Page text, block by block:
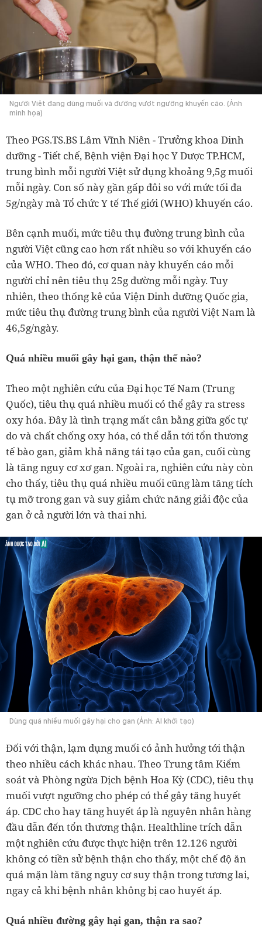
Người Việt đang dùng muối và đường vượt ngưỡng khuyến cáo. (Ảnh
minh họa)
Theo PGS.TS.BS Lâm Vĩnh Niên - Trưởng khoa Dinh
dưỡng - Tiết chế, Bệnh viện Đại học Y Dược TP.HCM,
trung bình mỗi người Việt sử dụng khoảng 9,5g muối
mỗi ngày. Con số này gần gấp đôi so với mức tối đa
5g/ngày mà Tổ chức Y tế Thế giới (WHO) khuyến cáo.
Bên cạnh muối, mức tiêu thụ đường trung bình của
người Việt cũng cao hơn rất nhiều so với khuyến cáo
của WHO. Theo đó, cơ quan này khuyến cáo mỗi
người chỉ nên tiêu thụ 25g đường mỗi ngày. Tuy
nhiên, theo thống kê của Viện Dinh dưỡng Quốc gia,
mức tiêu thụ đường trung bình của người Việt Nam là
46,5g/ngày.
Quá nhiều muối gây hại gan, thận thế nào?
Theo một nghiên cứu của Đại học Tế Nam (Trung
Quốc), tiêu thụ quá nhiều muối có thể gây ra stress
oxy hóa. Đây là tình trạng mất cân bằng giữa gốc tự
do và chất chống oxy hóa, có thể dẫn tới tổn thương
tế bào gan, giảm khả năng tái tạo của gan, cuối cùng
là tăng nguy cơ xơ gan. Ngoài ra, nghiên cứu này còn
cho thấy, tiêu thụ quá nhiều muối cũng làm tăng tích
tụ mỡ trong gan và suy giảm chức năng giải độc của
gan ở cả người lớn và thai nhi.
Dùng quá nhiều muối gây hại cho gan (Ảnh: AI khởi tạo)
Đối với thận, lạm dụng muối có ảnh hưởng tới thận
theo nhiều cách khác nhau. Theo Trung tâm Kiểm
soát và Phòng ngừa Dịch bệnh Hoa Kỳ (CDC), tiêu thụ
muối vượt ngưỡng cho phép có thể gây tăng huyết
áp. CDC cho hay tăng huyết áp là nguyên nhân hàng
đầu dẫn đến tổn thương thận. Healthline trích dẫn
một nghiên cứu được thực hiện trên 12.126 người
không có tiền sử bệnh thận cho thấy, một chế độ ăn
quá mặn làm tăng nguy cơ suy thận trong tương lai,
ngay cả khi bệnh nhân không bị cao huyết áp.
Quá nhiều đường gây hại gan, thận ra sao?